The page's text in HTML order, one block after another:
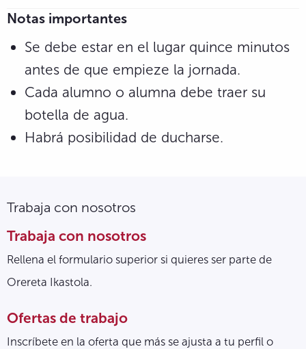
Notas importantes
Se debe estar en el lugar quince minutos
antes de que empieze la jornada.
Cada alumno o alumna debe traer su
botella de agua.
Habrá posibilidad de ducharse.
Trabaja con nosotros
Trabaja con nosotros
Rellena el formulario superior si quieres ser parte de
Orereta Ikastola.
Ofertas de trabajo
Inscríbete en la oferta que más se ajusta a tu perfil o